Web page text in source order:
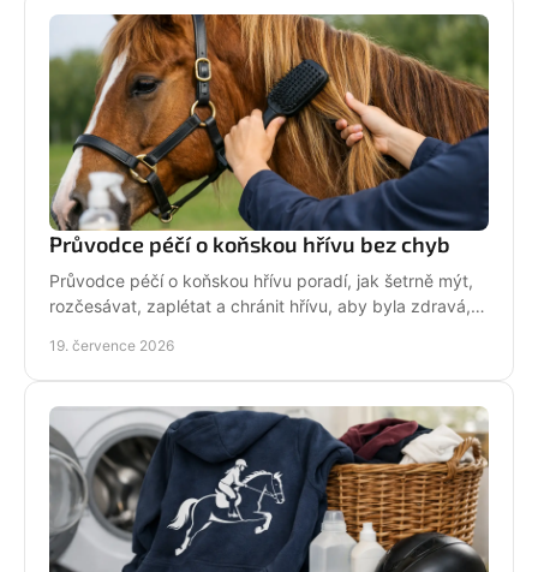
Průvodce péčí o koňskou hřívu bez chyb
Průvodce péčí o koňskou hřívu poradí, jak šetrně mýt,
rozčesávat, zaplétat a chránit hřívu, aby byla zdravá,
19. července 2026